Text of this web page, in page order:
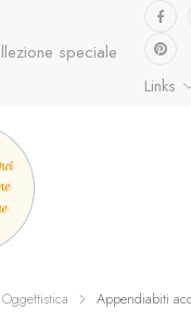
speciale già
Links
Appendiabiti